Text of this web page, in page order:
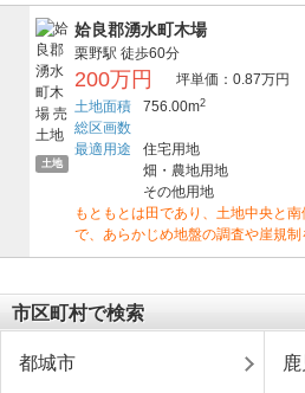
土地
姶良郡湧水町木場
栗野駅 徒歩60分
200万円
坪単価：0.87万円
土地面積
756.00m2
総区画数
最適用途
住宅用地
畑・農地用地
その他用地
もともとは田であり、土地中央と
で、あらかじめ地盤の調査や崖規
市区町村で検索
都城市